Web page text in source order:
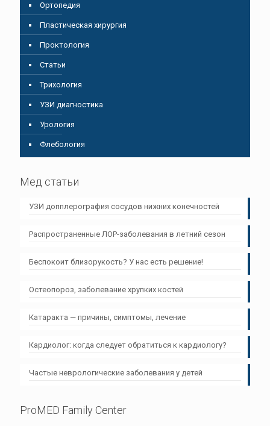
Ортопедия
Пластическая хирургия
Проктология
Статьи
Трихология
УЗИ диагностика
Урология
Флебология
Мед статьи
УЗИ допплерография сосудов нижних конечностей
Распространенные ЛОР-заболевания в летний сезон
Беспокоит близорукость? У нас есть решение!
Остеопороз, заболевание хрупких костей
Катаракта — причины, симптомы, лечение
Кардиолог: когда следует обратиться к кардиологу?
Частые неврологические заболевания у детей
ProMED Family Center